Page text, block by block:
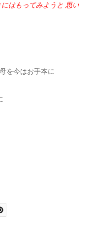
はもってみようと 思い
を今はお手本に